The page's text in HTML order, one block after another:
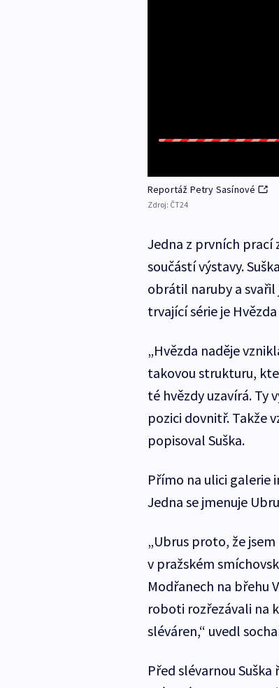
Reportáž Petry Sasínové
Zdroj: ČT24
Jedna z prvních prací
součástí výstavy.
obrátil naruby a
trvající série je
„Hvězda naděje
takovou strukturu,
té hvězdy uzavírá. Ty
pozici dovnitř. Takže
popisoval Suška.
Přímo na ulici galerie
Jedna se jmenuje
„Ubrus proto, že
v pražském
Modřanech na břehu
roboti rozřezávali na
sléváren,“ uvedl
Před slévarnou